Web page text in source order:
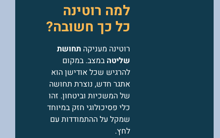
למה רוטינה
כל כך חשובה?
רוטינה מעניקהתחושת
שליטה במצב. במקום
להרגיש שכל אודישן הוא
אתגר חדש, נוצרת תחושה
של המשכיות וביטחון. זהו
כלי פסיכולוגי חזק במיוחד
שמקל על ההתמודדות עם
לחץ.